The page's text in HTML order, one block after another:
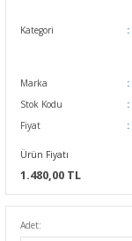
Kategori
Marka
Stok Kodu
Fiyat
Ürün Fiyatı
1.480,00 TL
Adet: